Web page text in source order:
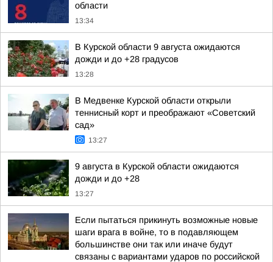
области
13:34
В Курской области 9 августа ожидаются
дожди и до +28 градусов
13:28
В Медвенке Курской области открыли
теннисный корт и преображают «Советский
сад»
13:27
9 августа в Курской области ожидаются
дожди и до +28
13:27
Если пытаться прикинуть возможные новые
шаги врага в войне, то в подавляющем
большинстве они так или иначе будут
связаны с вариантами ударов по российской